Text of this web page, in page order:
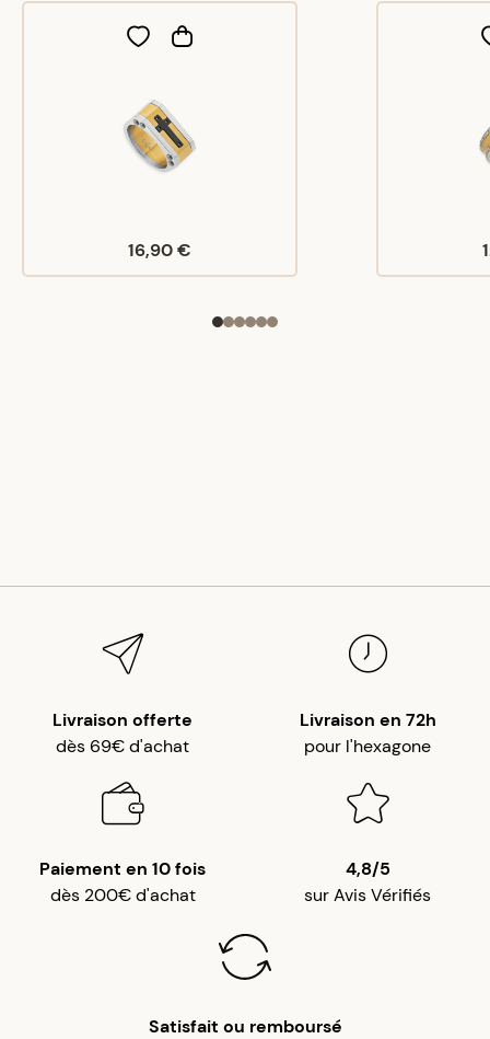
16,90 €
Livraison offerte
dès 69€ d'achat
Livraison en 72h
pour l'hexagone
Paiement en 10 fois
dès 200€ d'achat
4,8/5
sur Avis Vérifiés
Satisfait ou remboursé